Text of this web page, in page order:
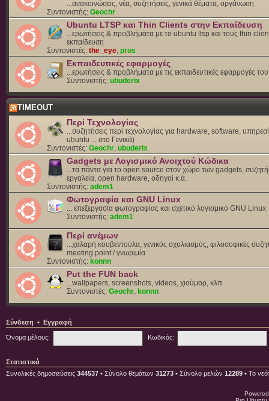
...ανακοινώσεις, νέα, συζητήσεις, γενικά θέματα, οργάνωση
Συντονιστής: Geochr
Ubuntu LTSP και Thin Clients στην Εκπαίδευση
...ερωτήσεις & προβλήματα με το ubuntu ltsp και τους thin
εκπαίδευση
Συντονιστές: the_eye pros
Εκπαιδευτικές εφαρμογές
...ερωτήσεις & προβλήματα με τις εκπαιδευτικές εφαρμογές
Συντονιστής: ubuderix
TIMEOUT
Περί Τεχνολογίας
...συζητήσεις περί τεχνολογίας για hardware, software,
ubuntu ... στο Γενικά)
Συντονιστές: Geochr ubuderix
Gadgets με Λογισμικό Ανοιχτού Κώδικα
...τα πάντα για το open source στον χώρο των gadgets,
εργαλεία, open hardware, οδηγοί κ.ά.
Συντονιστής: adem1
Φωτογραφία και GNU Linux
... επεξεργασία φωτογραφίας και σχετικό λογισμικό GNU Linux
Συντονιστής: adem1
Περί ανέμων
...χαλαρή κουβεντούλα, γενικός σχολιασμός, φιλοσοφικές
meeting point / γνωριμία
Συντονιστής: konnn
Put the FUN back
...wallpapers, screenshots, videos, χιούμορ, κλπ
Συντονιστές: Geochr konnn
Σύνδεση • Εγγραφή
Όνομα μέλους: Κωδικός:
Στατιστικά
Συνολικές δημοσιεύσεις 344537 • Σύνολο θεμάτων 31273 • Σύνολο μελών 12289 • Το